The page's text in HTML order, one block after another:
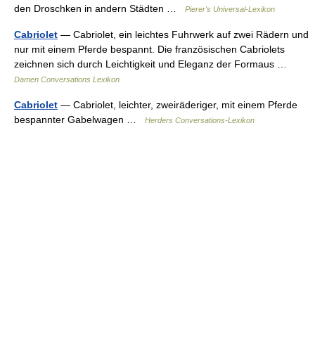
den Droschken in andern Städten …
Pierer's Universal-Lexikon
Cabriolet — Cabriolet, ein leichtes Fuhrwerk auf zwei Rädern und
nur mit einem Pferde bespannt. Die französischen Cabriolets
zeichnen sich durch Leichtigkeit und Eleganz der Formaus …
Damen Conversations Lexikon
Cabriolet — Cabriolet, leichter, zweiräderiger, mit einem Pferde
bespannter Gabelwagen …
Herders Conversations-Lexikon